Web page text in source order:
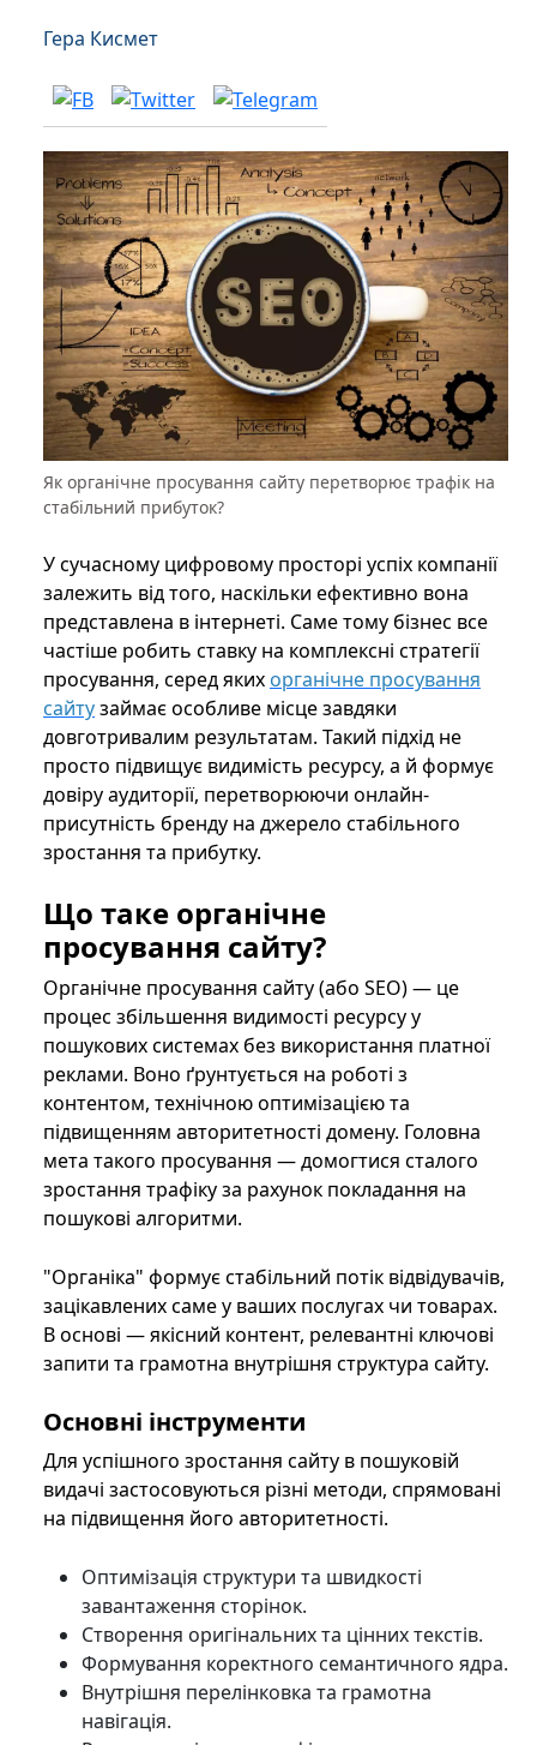
Гера Кисмет
Як органічне просування сайту перетворює трафік на
стабільний прибуток?
У сучасному цифровому просторі успіх компанії
залежить від того, наскільки ефективно вона
представлена ​​в інтернеті. Саме тому бізнес все
частіше робить ставку на комплексні стратегії
просування, серед яких органічне просування
сайтузаймає особливе місце завдяки
довготривалим результатам. Такий підхід не
просто підвищує видимість ресурсу, а й формує
довіру аудиторії, перетворюючи онлайн-
присутність бренду на джерело стабільного
зростання та прибутку.
Що таке органічне
просування сайту?
Органічне просування сайту (або SEO) — це
процес збільшення видимості ресурсу у
пошукових системах без використання платної
реклами. Воно ґрунтується на роботі з
контентом, технічною оптимізацією та
підвищенням авторитетності домену. Головна
мета такого просування — домогтися сталого
зростання трафіку за рахунок покладання на
пошукові алгоритми.
"Органіка" формує стабільний потік відвідувачів,
зацікавлених саме у ваших послугах чи товарах.
В основі — якісний контент, релевантні ключові
запити та грамотна внутрішня структура сайту.
Основні інструменти
Для успішного зростання сайту в пошуковій
видачі застосовуються різні методи, спрямовані
на підвищення його авторитетності.
Оптимізація структури та швидкості
завантаження сторінок.
Створення оригінальних та цінних текстів.
Формування коректного семантичного ядра.
Внутрішня перелінковка та грамотна
навігація.